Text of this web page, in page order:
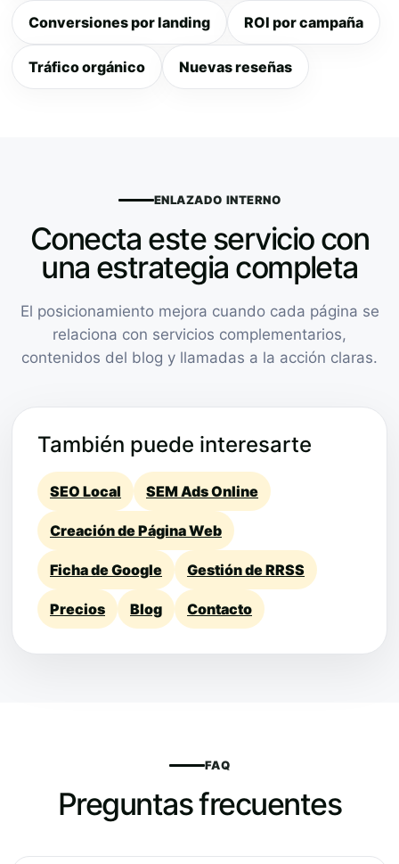
Conversiones por landing ROI por campaña
Tráfico orgánico Nuevas reseñas
ENLAZADO INTERNO
Conecta este servicio con
una estrategia completa
El posicionamiento mejora cuando cada página se
relaciona con servicios complementarios,
contenidos del blog y llamadas a la acción claras.
También puede interesarte
SEO Local SEM Ads Online
Creación de Página Web
Ficha de Google Gestión de RRSS
Precios Blog Contacto
FAQ
Preguntas frecuentes